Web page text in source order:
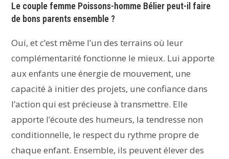
Le couple femme Poissons-homme Bélier peut-il faire
de bons parents ensemble ?
Oui, et c’est même l’un des terrains où leur
complémentarité fonctionne le mieux. Lui apporte
aux enfants une énergie de mouvement, une
capacité à initier des projets, une confiance dans
l’action qui est précieuse à transmettre. Elle
apporte l’écoute des humeurs, la tendresse non
conditionnelle, le respect du rythme propre de
chaque enfant. Ensemble, ils peuvent élever des